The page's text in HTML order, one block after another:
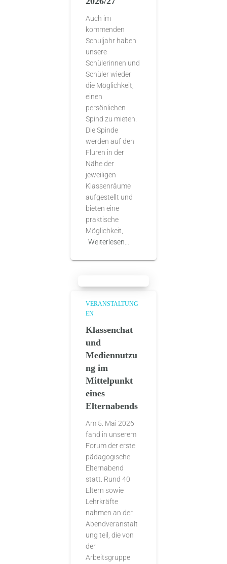
Auch im
kommenden
Schuljahr haben
unsere
Schülerinnen und
Schüler wieder
die Möglichkeit,
einen
persönlichen
Spind zu mieten.
Die Spinde
werden auf den
Fluren in der
Nähe der
jeweiligen
Klassenräume
aufgestellt und
bieten eine
praktische
Möglichkeit,
Weiterlesen…
VERANSTALTUNG
EN
Klassenchat
und
Mediennutzu
ng im
Mittelpunkt
eines
Elternabends
Am 5. Mai 2026
fand in unserem
Forum der erste
pädagogische
Elternabend
statt. Rund 40
Eltern sowie
Lehrkräfte
nahmen an der
Abendveranstalt
ung teil, die von
der
Arbeitsgruppe